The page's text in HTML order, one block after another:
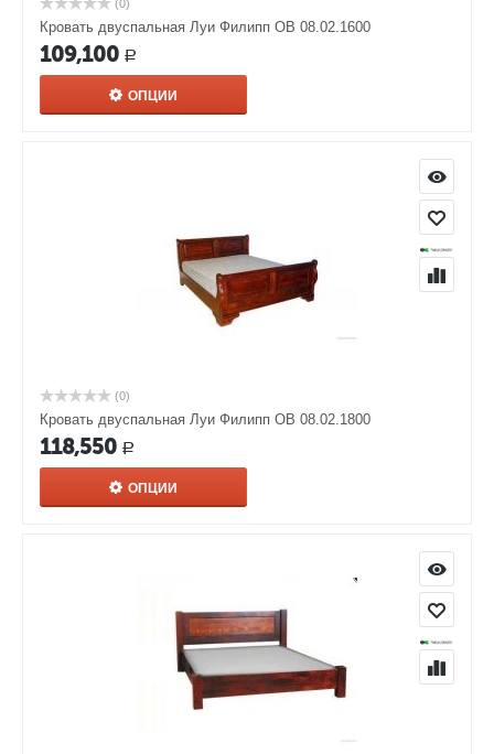
(0)
Кровать двуспальная Луи Филипп ОВ 08.02.1600
109,100 Р
ОПЦИИ
(0)
Кровать двуспальная Луи Филипп ОВ 08.02.1800
118,550 Р
ОПЦИИ